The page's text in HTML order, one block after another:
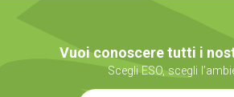
Vuoi conoscere tutti i
Scegli ESO, scegli